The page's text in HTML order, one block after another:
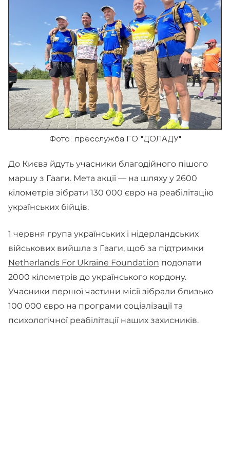
Фото: пресслужба ГО "ДОЛАДУ"
До Києва йдуть учасники благодійного пішого
маршу з Гааги. Мета акції — на шляху у 2600
кілометрів зібрати 130 000 євро на реабілітацію
українських бійців.
1 червня група українських і нідерландських
військових вийшла з Гааги, щоб за підтримки
Netherlands For Ukraine Foundation подолати
2000 кілометрів до українського кордону.
Учасники першої частини місії зібрали близько
100 000 євро на програми соціалізації та
психологічної реабілітації наших захисників.